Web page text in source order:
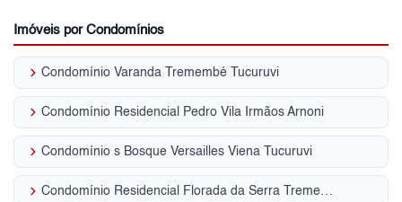
Imóveis por Condomínios
keyboard_arrow_right Condomínio Varanda Tremembé Tucuruvi
keyboard_arrow_right Condomínio Residencial Pedro Vila Irmãos Arnoni
keyboard_arrow_right Condomínio s Bosque Versailles Viena Tucuruvi
keyboard_arrow_right Condomínio Residencial Florada da Serra Tremembé